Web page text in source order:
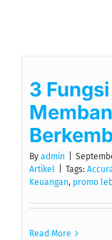
3
By admin
Artikel
Tags:
Keuangan, promo
Read More